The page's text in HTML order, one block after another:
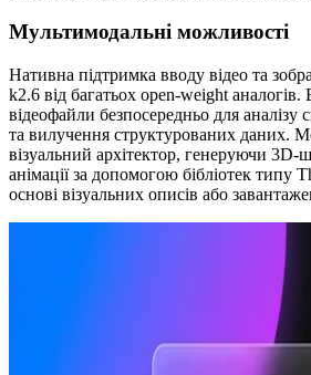
Мультимодальні можливості
Нативна підтримка вводу відео та
k2.6 від багатьох open-weight
відеофайли безпосередньо для аналізу
та вилучення структурованих даних.
візуальний архітектор, генеруючи 3D-
анімації за допомогою бібліотек типу
основі візуальних описів або